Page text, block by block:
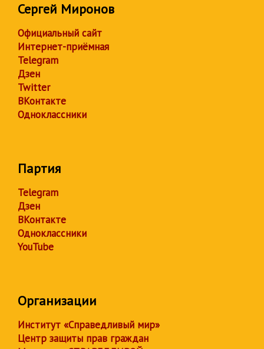
Сергей Миронов
Официальный сайт
Интернет-приёмная
Telegram
Дзен
Twitter
ВКонтакте
Одноклассники
Партия
Telegram
Дзен
ВКонтакте
Одноклассники
YouTube
Организации
Институт «Справедливый мир»
Центр защиты прав граждан